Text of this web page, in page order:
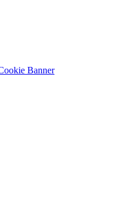
Banner